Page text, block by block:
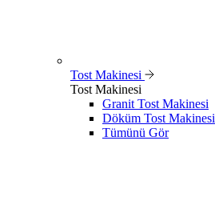
Tost Makinesi
Tost Makinesi
Granit Tost Makinesi
Döküm Tost Makinesi
Tümünü Gör